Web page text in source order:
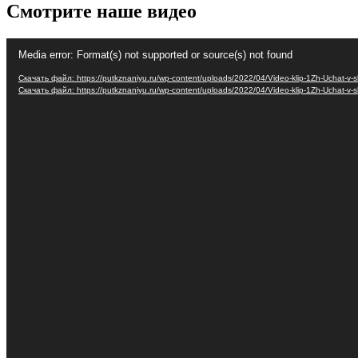
Смотрите наше видео
Media error: Format(s) not supported or source(s) not found
Скачать файл: https://putkznaniyu.ru/wp-content/uploads/2022/04/Video-klip-1Zh-Uchat-v-
Скачать файл: https://putkznaniyu.ru/wp-content/uploads/2022/04/Video-klip-1Zh-Uchat-v-